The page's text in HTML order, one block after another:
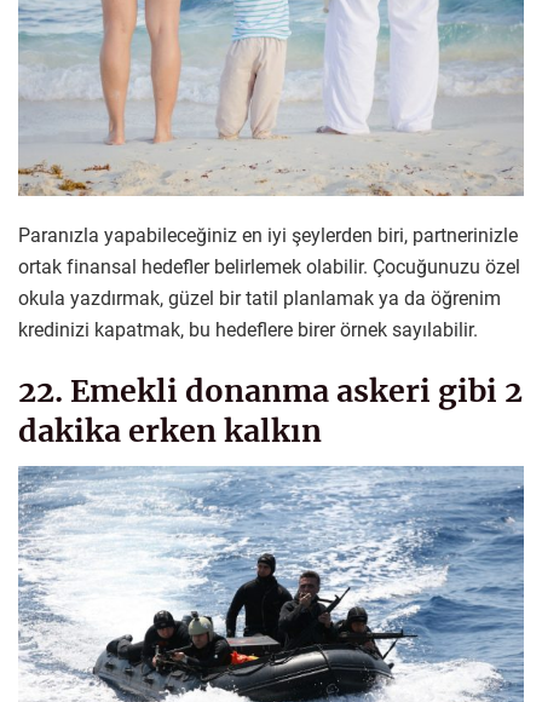
Paranızla yapabileceğiniz en iyi şeylerden biri, partnerinizle
ortak finansal hedefler belirlemek olabilir. Çocuğunuzu özel
okula yazdırmak, güzel bir tatil planlamak ya da öğrenim
kredinizi kapatmak, bu hedeflere birer örnek sayılabilir.
22. Emekli donanma askeri gibi 2
dakika erken kalkın